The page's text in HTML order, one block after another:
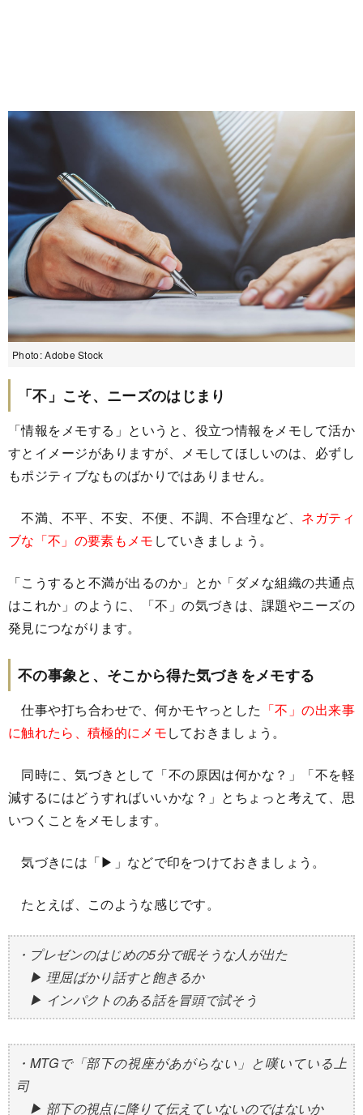
Photo: Adobe Stock
「不」こそ、ニーズのはじまり
「情報をメモする」というと、役立つ情報をメモして活か
すとイメージがありますが、メモしてほしいのは、必ずし
もポジティブなものばかりではありません。
不満、不平、不安、不便、不調、不合理など、 ネガティ
ブな「不」の要素もメモ していきましょう。
「こうすると不満が出るのか」とか「ダメな組織の共通点
はこれか」のように、「不」の気づきは、課題やニーズの
発見につながります。
不の事象と、そこから得た気づきをメモする
仕事や打ち合わせで、何かモヤっとした 「不」の出来事
に触れたら、積極的にメモしておきましょう。
同時に、気づきとして「不の原因は何かな？」「不を軽
減するにはどうすればいいかな？」とちょっと考えて、思
いつくことをメモします。
気づきには「▶」などで印をつけておきましょう。
たとえば、このような感じです。
・プレゼンのはじめの5分で眠そうな人が出た
▶ 理屈ばかり話すと飽きるか
▶ インパクトのある話を冒頭で試そう
・MTGで「部下の視座があがらない」と嘆いている上
司
▶ 部下の視点に降りて伝えていないのではないか